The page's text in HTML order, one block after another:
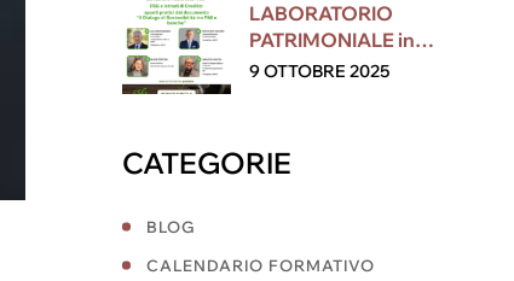
LABORATORIO
PATRIMONIALE in
collaborazione con ESG
9 OTTOBRE 2025
CATEGORIE
BLOG
CALENDARIO FORMATIVO